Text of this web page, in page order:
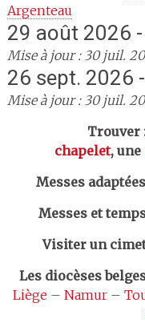
Argenteau
29 août 2026
Mise à jour : 30 juil.
26 sept. 2026
Mise à jour : 30 juil.
Trouver :
chapelet, une
Messes
Messes et
Visiter un
Les diocèses
Liège – Namur–